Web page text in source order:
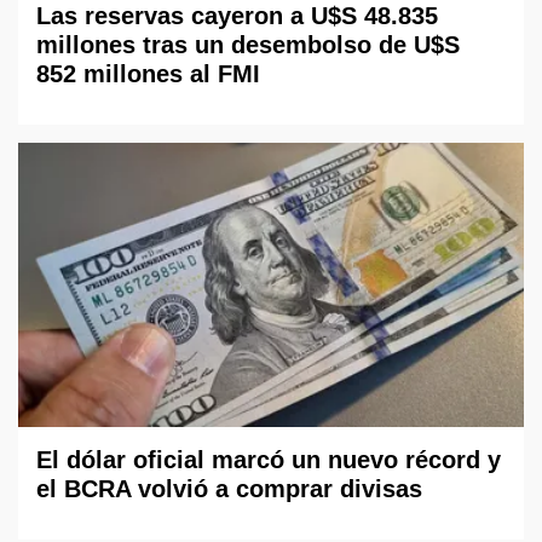
Las reservas cayeron a U$S 48.835
millones tras un desembolso de U$S
852 millones al FMI
El dólar oficial marcó un nuevo récord y
el BCRA volvió a comprar divisas